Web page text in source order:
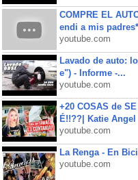
COMPRE EL
endi a mis
youtube.com
Lavado de auto:
e") - Informe -...
youtube.com
+20 COSAS de
É!!??| Katie Angel
youtube.com
La Renga - En
youtube.com